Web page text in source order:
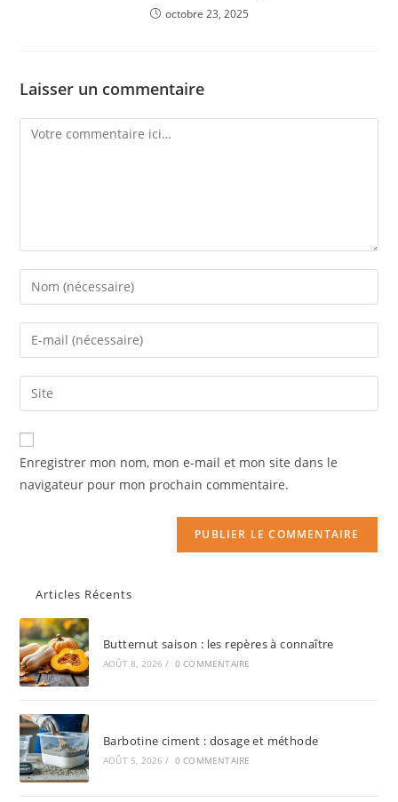
octobre 23, 2025
Laisser un commentaire
Enregistrer mon nom, mon e-mail et mon site dans le
navigateur pour mon prochain commentaire.
Articles Récents
Butternut saison : les repères à connaître
AOÛT 8, 2026 / 0 COMMENTAIRE
Barbotine ciment : dosage et méthode
AOÛT 5, 2026 / 0 COMMENTAIRE